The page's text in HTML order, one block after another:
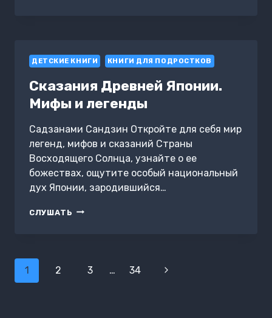
ДЕТСКИЕ КНИГИ КНИГИ ДЛЯ ПОДРОСТКОВ
Сказания Древней Японии.
Мифы и легенды
Садзанами Сандзин Откройте для себя мир
легенд, мифов и сказаний Страны
Восходящего Солнца, узнайте о ее
божествах, ощутите особый национальный
дух Японии, зародившийся…
СЛУШАТЬ СКАЗАНИЯ
ЛЕГЕНДЫ
Навигация
по
1 2 3 … 34
Следующая